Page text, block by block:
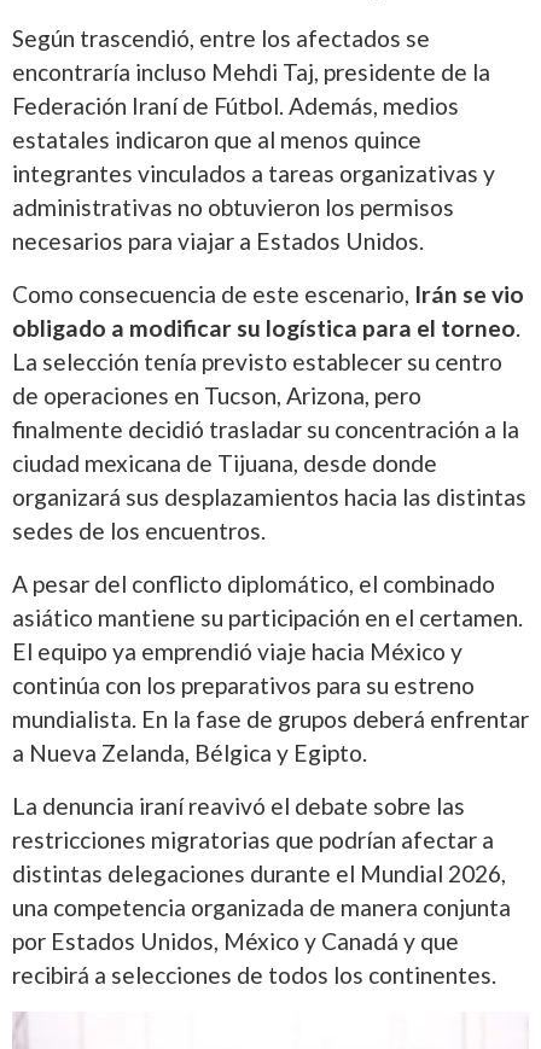
Según trascendió, entre los afectados se
encontraría incluso Mehdi Taj, presidente de la
Federación Iraní de Fútbol. Además, medios
estatales indicaron que al menos quince
integrantes vinculados a tareas organizativas y
administrativas no obtuvieron los permisos
necesarios para viajar a Estados Unidos.
Como consecuencia de este escenario, Irán se vio
obligado a modificar su logística para el torneo.
La selección tenía previsto establecer su centro
de operaciones en Tucson, Arizona, pero
finalmente decidió trasladar su concentración a la
ciudad mexicana de Tijuana, desde donde
organizará sus desplazamientos hacia las distintas
sedes de los encuentros.
A pesar del conflicto diplomático, el combinado
asiático mantiene su participación en el certamen.
El equipo ya emprendió viaje hacia México y
continúa con los preparativos para su estreno
mundialista. En la fase de grupos deberá enfrentar
a Nueva Zelanda, Bélgica y Egipto.
La denuncia iraní reavivó el debate sobre las
restricciones migratorias que podrían afectar a
distintas delegaciones durante el Mundial 2026,
una competencia organizada de manera conjunta
por Estados Unidos, México y Canadá y que
recibirá a selecciones de todos los continentes.